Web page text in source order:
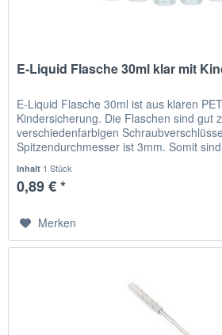
E-Liquid Flasche 30ml klar mit
E-Liquid Flasche 30ml ist aus klaren
Kindersicherung. Die Flaschen sind gut
verschiedenfarbigen
Spitzendurchmesser ist 3mm. Somit
Inhalt 1 Stück
0,89 € *
Merken